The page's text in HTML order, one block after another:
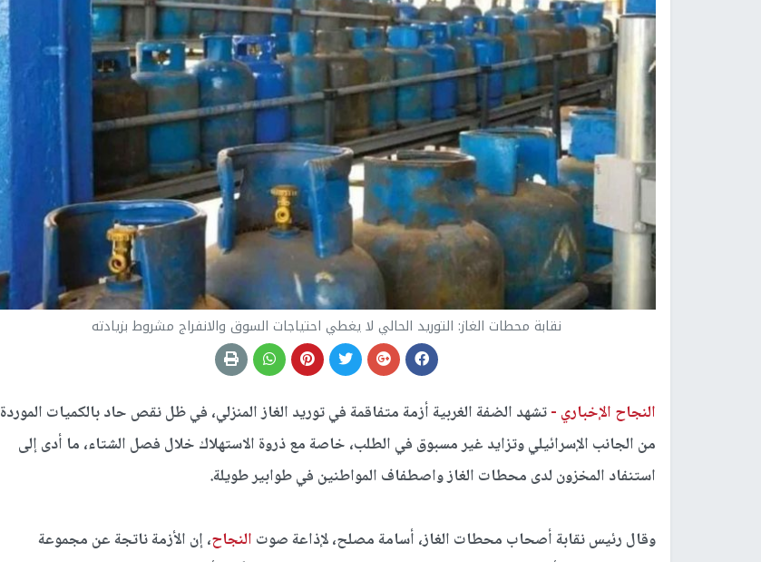
نقابة محطات الغاز: التوريد الحالي لا يغطي احتياجات السوق والانفراج مشروط بزيادته
النجاح الإخباري -تشهد الضفة الغربية أزمة متفاقمة في توريد الغاز المنزلي، في ظل نقص حاد بالكميات الموردة
من الجانب الإسرائيلي وتزايد غير مسبوق في الطلب، خاصة مع ذروة الاستهلاك خلال فصل الشتاء، ما أدى إلى
استنفاد المخزون لدى محطات الغاز واصطفاف المواطنين في طوابير طويلة.
وقال رئيس نقابة أصحاب محطات الغاز، أسامة مصلح، لإذاعة صوت النجاح، إن الأزمة ناتجة عن مجموعة